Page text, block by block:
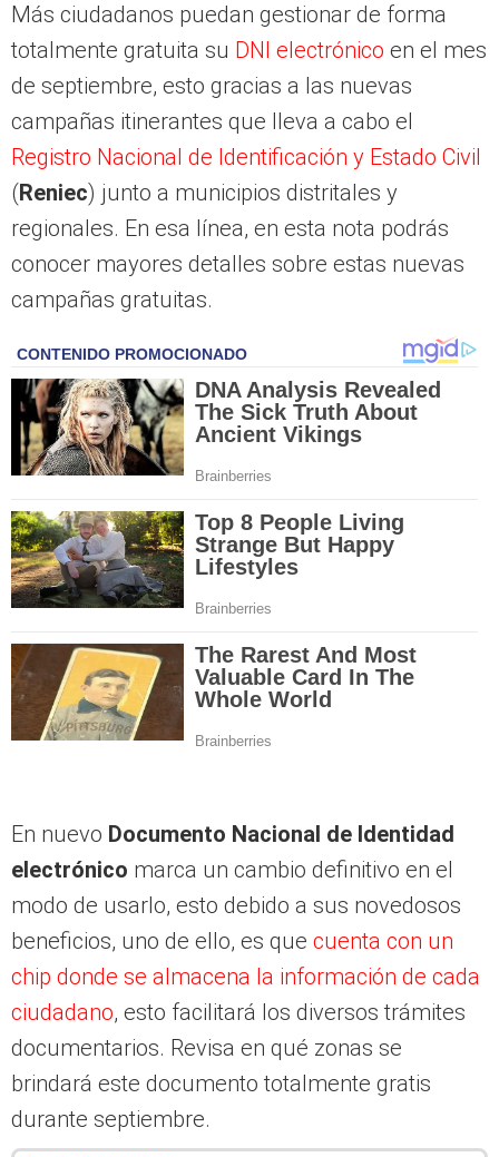
Más ciudadanos puedan gestionar de forma
totalmente gratuita su DNI electrónico en el mes
de septiembre, esto gracias a las nuevas
campañas itinerantes que lleva a cabo el
Registro Nacional de Identificación y Estado Civil
(Reniec) junto a municipios distritales y
regionales. En esa línea, en esta nota podrás
conocer mayores detalles sobre estas nuevas
campañas gratuitas.
electrónicomarca un cambio definitivo en el
modo de usarlo, esto debido a sus novedosos
beneficios, uno de ello, es que cuenta con un
chip donde se almacena la información de cada
ciudadano, esto facilitará los diversos trámites
documentarios. Revisa en qué zonas se
brindará este documento totalmente gratis
durante septiembre.
TE RECOMENDAMOS